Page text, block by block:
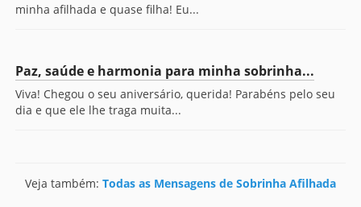
minha afilhada e quase filha! Eu...
Paz, saúde e harmonia para minha sobrinha...
Viva! Chegou o seu aniversário, querida! Parabéns pelo seu
dia e que ele lhe traga muita...
Veja também: Todas as Mensagens de Sobrinha Afilhada